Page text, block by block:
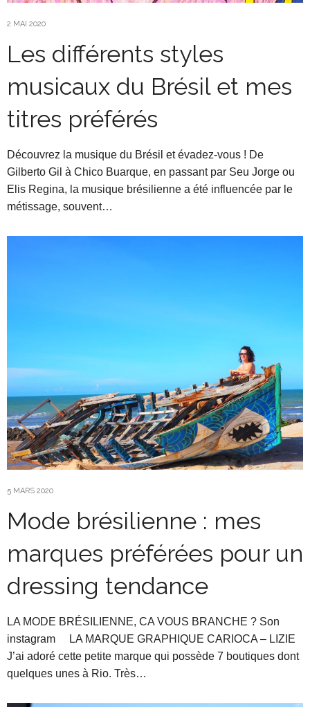
2 MAI 2020
Les différents styles
musicaux du Brésil et mes
titres préférés
Découvrez la musique du Brésil et évadez-vous ! De
Gilberto Gil à Chico Buarque, en passant par Seu Jorge ou
Elis Regina, la musique brésilienne a été influencée par le
métissage, souvent…
5 MARS 2020
Mode brésilienne : mes
marques préférées pour un
dressing tendance
LA MODE BRÉSILIENNE, CA VOUS BRANCHE ? Son
instagram LA MARQUE GRAPHIQUE CARIOCA – LIZIE
J’ai adoré cette petite marque qui possède 7 boutiques dont
quelques unes à Rio. Très…